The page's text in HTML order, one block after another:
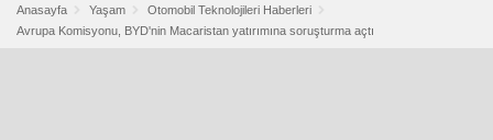
Anasayfa Yaşam
Otomobil Teknolojileri Haberleri
Avrupa Komisyonu, BYD'nin Macaristan yatırımına soruşturma açtı